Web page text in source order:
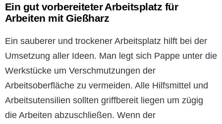
Ein gut vorbereiteter Arbeitsplatz für
Arbeiten mit Gießharz
Ein sauberer und trockener Arbeitsplatz hilft bei der
Umsetzung aller Ideen. Man legt sich Pappe unter die
Werkstücke um Verschmutzungen der
Arbeitsoberfläche zu vermeiden. Alle Hilfsmittel und
Arbeitsutensilien sollten griffbereit liegen um zügig
die Arbeiten abzuschließen. Wenn der